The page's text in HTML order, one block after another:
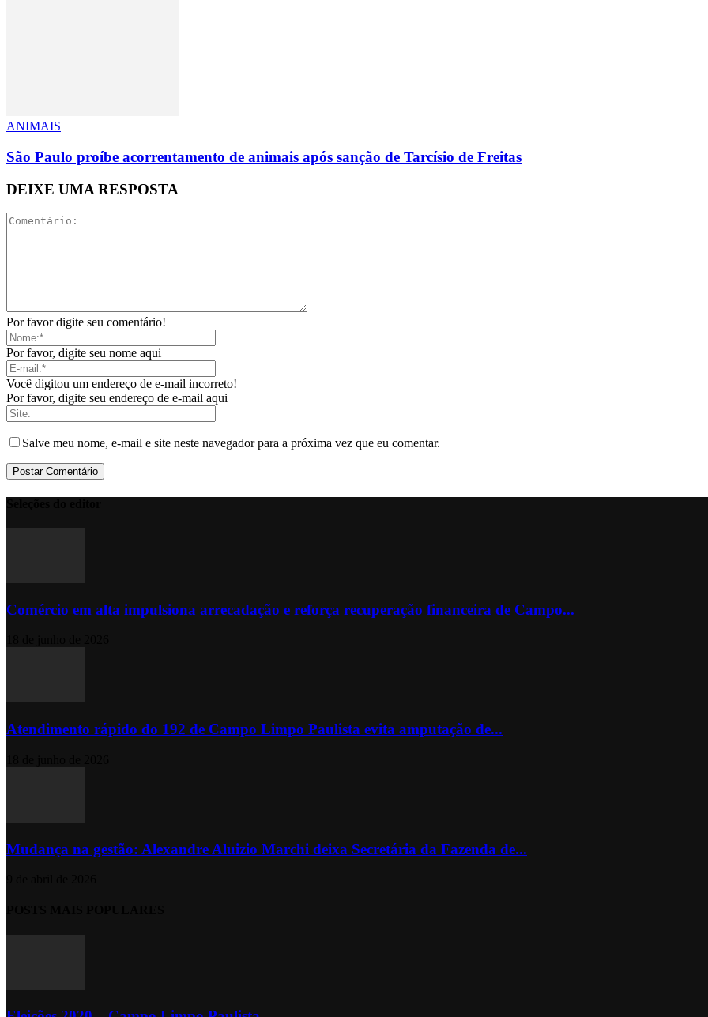
ANIMAIS
São Paulo proíbe acorrentamento de animais após sanção de Tarcísio de Freitas
DEIXE UMA RESPOSTA
Por favor digite seu comentário!
Por favor, digite seu nome aqui
Você digitou um endereço de e-mail incorreto!
Por favor, digite seu endereço de e-mail aqui
Salve meu nome, e-mail e site neste navegador para a próxima vez que eu comentar.
Comércio em alta impulsiona arrecadação e reforça recuperação financeira de Campo...
Atendimento rápido do 192 de Campo Limpo Paulista evita amputação de...
Mudança na gestão: Alexandre Aluizio Marchi deixa Secretária da Fazenda de...